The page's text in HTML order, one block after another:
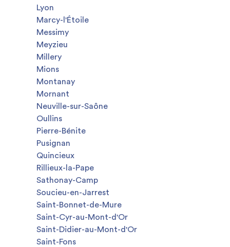
Lyon
Marcy-l'Étoile
Messimy
Meyzieu
Millery
Mions
Montanay
Mornant
Neuville-sur-Saône
Oullins
Pierre-Bénite
Pusignan
Quincieux
Rillieux-la-Pape
Sathonay-Camp
Soucieu-en-Jarrest
Saint-Bonnet-de-Mure
Saint-Cyr-au-Mont-d'Or
Saint-Didier-au-Mont-d'Or
Saint-Fons